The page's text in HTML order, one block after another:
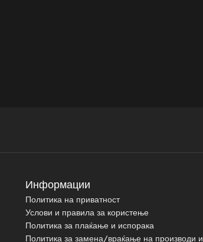
Информации
Политика на приватност
Услови и правила за користење
Политика за плаќање и испорака
Политика за замена/враќање на производи и